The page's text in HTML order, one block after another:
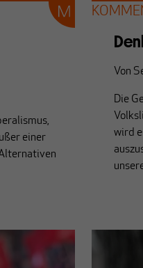
einer
Von
Die
wird